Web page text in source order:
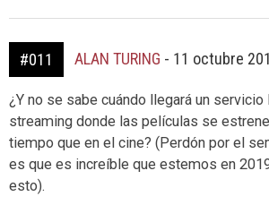
#011 ALAN TURING - 11 octubre
¿Y no se sabe cuándo llegará un servicio
streaming donde las películas se
tiempo que en el cine? (Perdón por el
es que es increíble que estemos en
esto).